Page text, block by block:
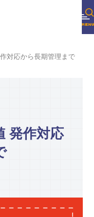
対応から長期管理まで
発作対応